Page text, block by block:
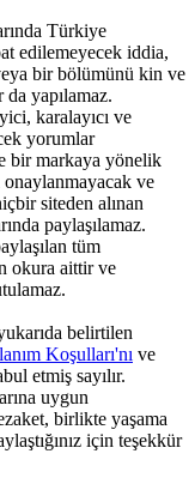
Türkiye
edilemeyecek iddia,
bir bölümünü kin ve
yapılamaz.
karalayıcı ve
yorumlar
bir markaya yönelik
ve
siteden alınan
paylaşılamaz.
tüm
okura aittir ve
belirtilen
Koşulları'nı ve
etmiş sayılır.
uygun
birlikte yaşama
için teşekkür